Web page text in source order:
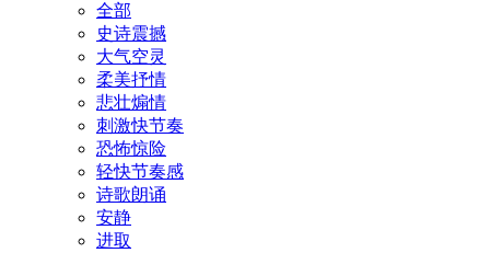
全部
史诗震撼
大气空灵
柔美抒情
悲壮煽情
刺激快节奏
恐怖惊险
轻快节奏感
诗歌朗诵
安静
进取